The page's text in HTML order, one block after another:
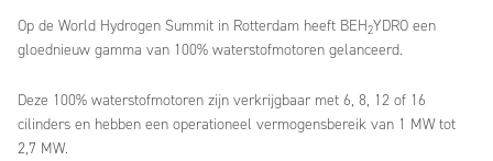
Op de World Hydrogen Summit in Rotterdam heeft BEH2YDRO een
gloednieuw gamma van 100% waterstofmotoren gelanceerd.
Deze 100% waterstofmotoren zijn verkrijgbaar met 6, 8, 12 of 16
cilinders en hebben een operationeel vermogensbereik van 1 MW tot
2,7 MW.